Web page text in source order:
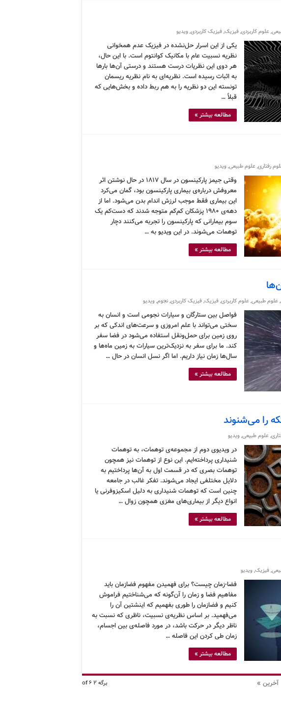
,علوم کاربردی,فیزیک,فیزیک کاربردی,ویدیو
یکی از این اسرار حل‌نشده در فیزیک عدم همخوانی
نظریه نسبیت عام با مکانیک کوانتوم است. با این حال،
هر دوی این نظریات درست هستند و درستی آن‌ها بارها
به اثبات رسیده است. نظریه‌ای به نام نظریه ریسمان
تونسته این دو نظریه را به هم ربط داده و بخش‌هایی که
قبلاً …
مطالعه بیشتر »
رفتاری,علوم طبیعی,ویدیو
وقتی جیمز پارکینسون در سال ۱۸۱۷ در حال نوشتن اثر
معروفش درباره‌ی بیماری پارکینسون بود، گمان می‌کرد
این بیماری فقط موجب لرزش اندام بدن می‌شود. اما از
دهه‌ی ۱۹۸۰ پزشکان کم‌کم متوجه شدند که دست‌کم یک
سوم بیمارانی که پارکینسون را تجربه می‌کنند دچار
توهمات می‌شوند. در این ویدیو به …
مطالعه بیشتر »
,علوم طبیعی,علوم کاربردی,فیزیک,فیزیک کاربردی,نجوم,ویدیو
فواصل بین ستارگان و سیارات نجومی است و انسان به
سختی می‌تواند با علم امروزی و سرعت‌های اندکی که بر
روی زمین برای حمل‌ونقل استفاده می‌شود در فضا سفر
کند. ما برای سفر به نزدیک‌ترین سیارات به زمین ماه‌ها و
سال‌ها زمان نیاز داریم. اما اگر نسل انسان در حال …
مطالعه بیشتر »
را می‌شنوند
,علوم طبیعی,ویدیو
در ویدیوی دوم از مجموعه‌ی توهمات، به توهمات
شنیداری پرداخته‌ایم. این نوع از توهمات نیز همچون
توهمات بصری که در قسمت اول به آن‌ها پرداختیم به
دلایل مختلفی ایجاد می‌شوند. تفکر غالب در جامعه
چنین است که توهمات شنیداری به دلیل اسکیزوفرنی یا
انواع دیگر از بیماری‌های مغزی همچون زوال …
مطالعه بیشتر »
,فیزیک,ویدیو
فضا-زمان چیست؟ برای فهمیدن مفهوم فضازمان باید
مفاهیم فضا و زمان را آن‌گونه که می‌شناختیم فراموش
کنیم و فضازمان را طوری بفهمیم که اینشتین آن را
می‌فهمید. بر اساس نظریه‌ی نسبیت، ناظری که نسبت به
ناظر دیگر در حرکت باشد، در مورد فاصله‌ی بین اجسام،
زمان طی کردن این فاصله …
مطالعه بیشتر »
برگه 2 of 6 آخرین »